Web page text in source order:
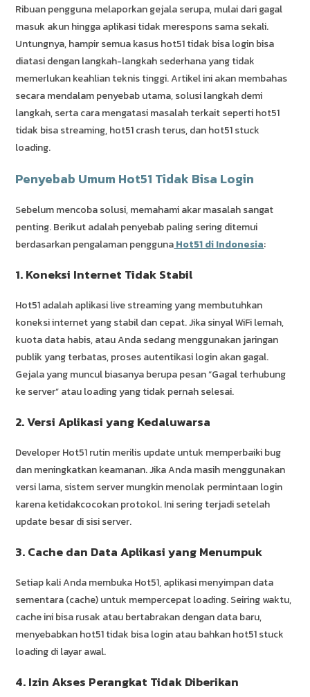
Ribuan pengguna melaporkan gejala serupa, mulai dari gagal
masuk akun hingga aplikasi tidak merespons sama sekali.
Untungnya, hampir semua kasus hot51 tidak bisa login bisa
diatasi dengan langkah-langkah sederhana yang tidak
memerlukan keahlian teknis tinggi. Artikel ini akan membahas
secara mendalam penyebab utama, solusi langkah demi
langkah, serta cara mengatasi masalah terkait seperti hot51
tidak bisa streaming, hot51 crash terus, dan hot51 stuck
loading.
Penyebab Umum Hot51 Tidak Bisa Login
Sebelum mencoba solusi, memahami akar masalah sangat
penting. Berikut adalah penyebab paling sering ditemui
berdasarkan pengalaman penggunaHot51 di Indonesia:
1. Koneksi Internet Tidak Stabil
Hot51 adalah aplikasi live streaming yang membutuhkan
koneksi internet yang stabil dan cepat. Jika sinyal WiFi lemah,
kuota data habis, atau Anda sedang menggunakan jaringan
publik yang terbatas, proses autentikasi login akan gagal.
Gejala yang muncul biasanya berupa pesan “Gagal terhubung
ke server” atau loading yang tidak pernah selesai.
2. Versi Aplikasi yang Kedaluwarsa
Developer Hot51 rutin merilis update untuk memperbaiki bug
dan meningkatkan keamanan. Jika Anda masih menggunakan
versi lama, sistem server mungkin menolak permintaan login
karena ketidakcocokan protokol. Ini sering terjadi setelah
update besar di sisi server.
3. Cache dan Data Aplikasi yang Menumpuk
Setiap kali Anda membuka Hot51, aplikasi menyimpan data
sementara (cache) untuk mempercepat loading. Seiring waktu,
cache ini bisa rusak atau bertabrakan dengan data baru,
menyebabkan hot51 tidak bisa login atau bahkan hot51 stuck
loading di layar awal.
4. Izin Akses Perangkat Tidak Diberikan